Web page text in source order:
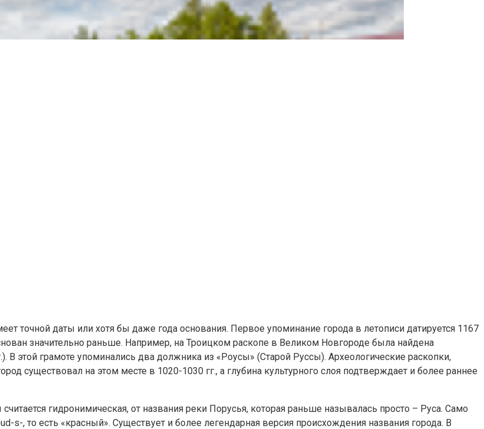
точной даты или хотя бы даже года основания. Первое упоминание города в летописи датируется 1167
значительно раньше. Например, на Троицком раскопе в Великом Новгороде была найдена
В этой грамоте упоминались два должника из «Роусы» (Старой Руссы). Археологические раскопки,
существовал на этом месте в 1020-1030 гг., а глубина культурного слоя подтверждает и более раннее
гидронимическая, от названия реки Порусья, которая раньше называлась просто – Руса. Само
s-, то есть «красный». Существует и более легендарная версия происхождения названия города. В